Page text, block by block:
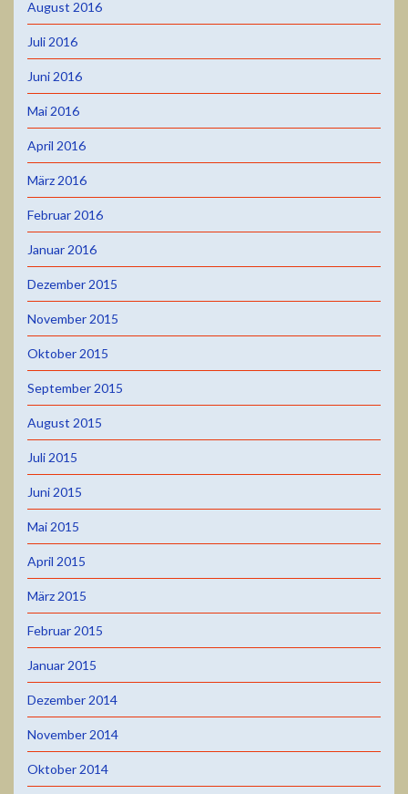
August 2016
Juli 2016
Juni 2016
Mai 2016
April 2016
März 2016
Februar 2016
Januar 2016
Dezember 2015
November 2015
Oktober 2015
September 2015
August 2015
Juli 2015
Juni 2015
Mai 2015
April 2015
März 2015
Februar 2015
Januar 2015
Dezember 2014
November 2014
Oktober 2014